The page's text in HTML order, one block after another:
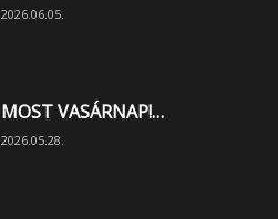
2026.06.05.
MOST VASÁRNAP!…
2026.05.28.